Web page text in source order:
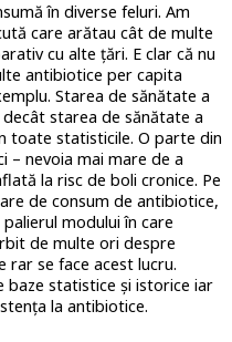
în diverse feluri. Am
care arătau cât de multe
cu alte țări. E clar că nu
antibiotice per capita
Starea de sănătate a
starea de sănătate a
toate statisticile. O parte din
– nevoia mai mare de a
la risc de boli cronice. Pe
de consum de antibiotice,
modului în care
de multe ori despre
se face acest lucru.
baze statistice și istorice iar
la antibiotice.